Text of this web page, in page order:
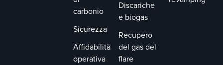
sulle prestazioni del
riscaldatore.
carbonio
Sicurezza
Affidabilità
operativa
Discariche
e biogas
Recupero
del gas del
flare